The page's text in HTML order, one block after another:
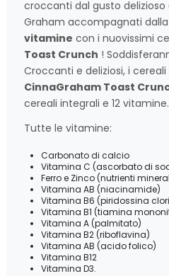
croccanti dal gusto
Graham accompagnati dalla
vitamine con i nuovissimi
Toast Crunch !
Croccanti e deliziosi, i
CinnaGraham Toast
cereali integrali e 12 vitamine.
Tutte le vitamine:
Carbonato di calcio
Vitamina C (ascorbato di
Ferro e Zinco (nutrienti
Vitamina AB (niacinamide)
Vitamina B6 (piridossina
Vitamina B1 (tiamina
Vitamina A (palmitato)
Vitamina B2 (riboflavina)
Vitamina AB (acido folico)
Vitamina B12
Vitamina D3.